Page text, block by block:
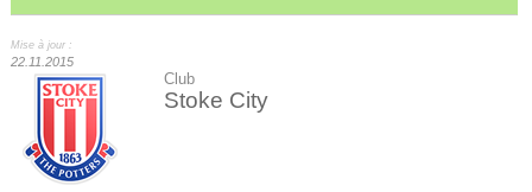
Mise à jour :
22.11.2015
Club
Stoke City